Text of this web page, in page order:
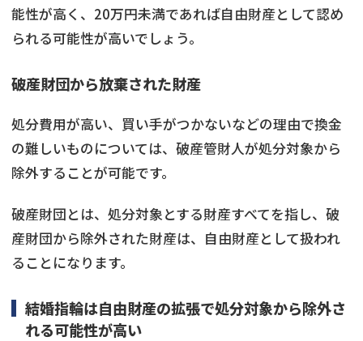
能性が高く、20万円未満であれば自由財産として認め
られる可能性が高いでしょう。
破産財団から放棄された財産
処分費用が高い、買い手がつかないなどの理由で換金
の難しいものについては、破産管財人が処分対象から
除外することが可能です。
破産財団とは、処分対象とする財産すべてを指し、破
産財団から除外された財産は、自由財産として扱われ
ることになります。
結婚指輪は自由財産の拡張で処分対象から除外さ
れる可能性が高い